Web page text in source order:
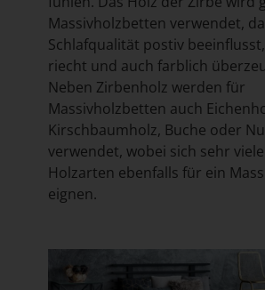
Massivholzbetten verwendet,
Schlafqualität postiv
riecht und auch farblich
Neben Zirbenholz werden für
Massivholzbetten auch
Kirschbaumholz, Buche oder
verwendet, wobei sich sehr
Holzarten ebenfalls für ein
eignen.